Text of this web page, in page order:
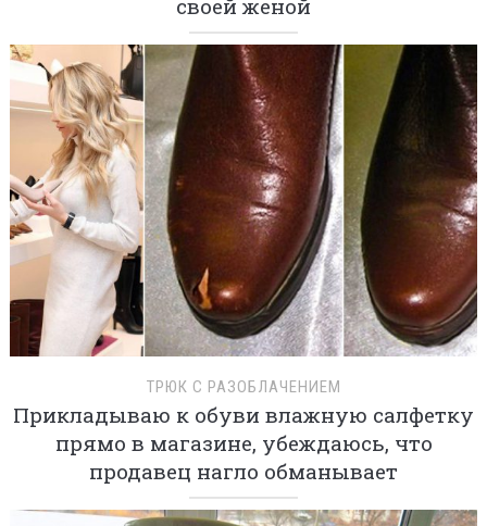
своей женой
ТРЮК С РАЗОБЛАЧЕНИЕМ
Прикладываю к обуви влажную салфетку
прямо в магазине, убеждаюсь, что
продавец нагло обманывает